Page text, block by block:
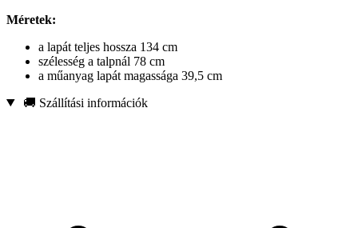
Méretek:
a lapát teljes hossza 134 cm
szélesség a talpnál 78 cm
a műanyag lapát magassága 39,5 cm
🚚 Szállítási információk